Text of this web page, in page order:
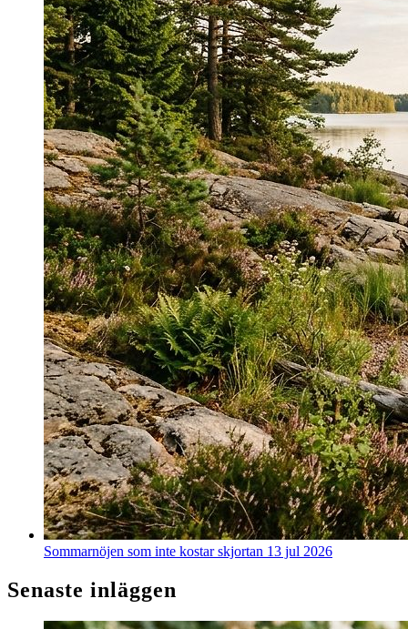
Sommarnöjen som inte kostar skjortan 13 jul 2026
Senaste inläggen